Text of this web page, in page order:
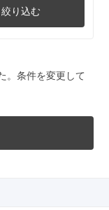
絞り込む
。条件を変更して